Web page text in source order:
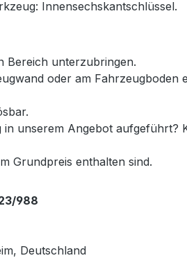
Innensechskantschlüssel.
Bereich unterzubringen.
oder am
unserem Angebot
Grundpreis enthalten sind.
988
Deutschland